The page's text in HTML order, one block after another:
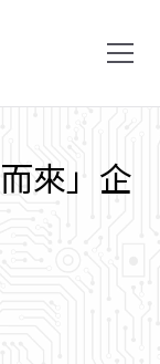
而來 」 企